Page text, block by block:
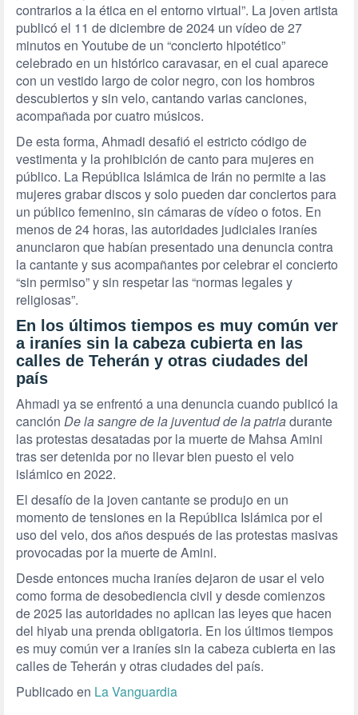
contrarios a la ética en el entorno virtual”. La joven artista
publicó el 11 de diciembre de 2024 un vídeo de 27
minutos en Youtube de un “concierto hipotético”
celebrado en un histórico caravasar, en el cual aparece
con un vestido largo de color negro, con los hombros
descubiertos y sin velo, cantando varias canciones,
acompañada por cuatro músicos.
De esta forma, Ahmadi desafió el estricto código de
vestimenta y la prohibición de canto para mujeres en
público. La República Islámica de Irán no permite a las
mujeres grabar discos y solo pueden dar conciertos para
un público femenino, sin cámaras de vídeo o fotos. En
menos de 24 horas, las autoridades judiciales iraníes
anunciaron que habían presentado una denuncia contra
la cantante y sus acompañantes por celebrar el concierto
“sin permiso” y sin respetar las “normas legales y
religiosas”.
En los últimos tiempos es muy común ver
a iraníes sin la cabeza cubierta en las
calles de Teherán y otras ciudades del
país
Ahmadi ya se enfrentó a una denuncia cuando publicó la
canción De la sangre de la juventud de la patriadurante
las protestas desatadas por la muerte de Mahsa Amini
tras ser detenida por no llevar bien puesto el velo
islámico en 2022.
El desafío de la joven cantante se produjo en un
momento de tensiones en la República Islámica por el
uso del velo, dos años después de las protestas masivas
provocadas por la muerte de Amini.
Desde entonces mucha iraníes dejaron de usar el velo
como forma de desobediencia civil y desde comienzos
de 2025 las autoridades no aplican las leyes que hacen
del hiyab una prenda obligatoria. En los últimos tiempos
es muy común ver a iraníes sin la cabeza cubierta en las
calles de Teherán y otras ciudades del país.
Publicado en La Vanguardia